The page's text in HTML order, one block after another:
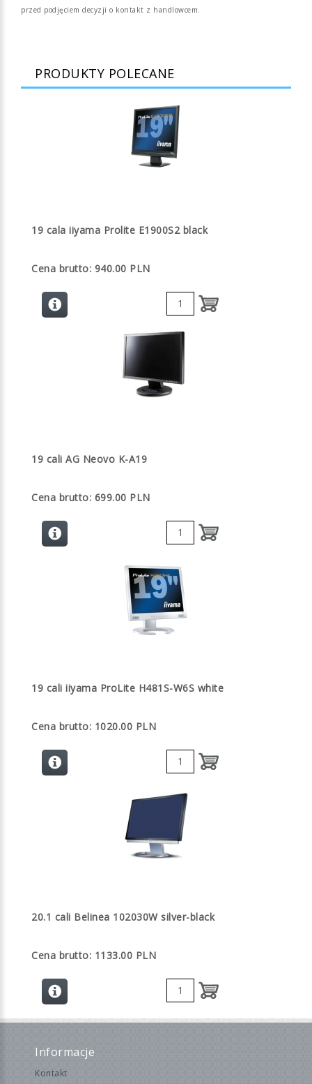
przed podjęciem decyzji o kontakt z handlowcem.
PRODUKTY POLECANE
19 cala iiyama Prolite E1900S2 black
Cena brutto: 940.00 PLN
19 cali AG Neovo K-A19
Cena brutto: 699.00 PLN
19 cali iiyama ProLite H481S-W6S white
Cena brutto: 1020.00 PLN
20.1 cali Belinea 102030W silver-black
Cena brutto: 1133.00 PLN
Informacje
Kontakt